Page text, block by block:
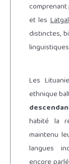
et les
distinctes,
Les
ethnique
habité la
maintenu
langues